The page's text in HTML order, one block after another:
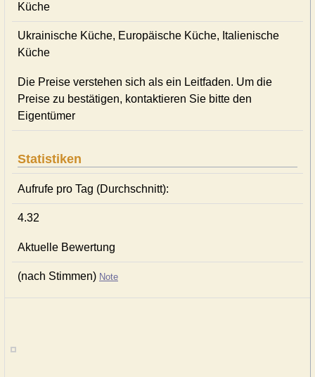
Küche
Ukrainische Küche, Europäische Küche, Italienische
Küche
Die Preise verstehen sich als ein Leitfaden. Um die
Preise zu bestätigen, kontaktieren Sie bitte den
Eigentümer
Statistiken
Aufrufe pro Tag (Durchschnitt):
4.32
Aktuelle Bewertung
(nach Stimmen) Note